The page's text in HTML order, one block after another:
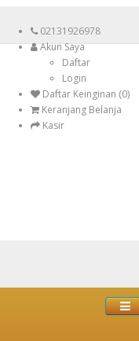
02131926978
Akun Saya
Daftar
Login
Daftar Keinginan (0)
Keranjang Belanja
Kasir